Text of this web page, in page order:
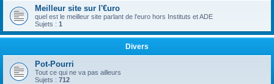
Meilleur site sur l'€uro
quel est le meilleur site parlant de l'euro hors Instituts et ADE
Sujets : 1
Divers
Pot-Pourri
Tout ce qui ne va pas ailleurs
Sujets : 712